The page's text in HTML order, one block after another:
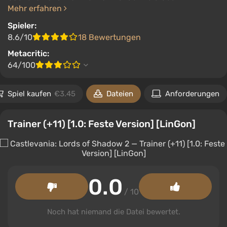
Mehr erfahren
Spieler:
8.6/10
18 Bewertungen
Metacritic:
64/100
Spiel kaufen €3.45 Dateien Anforderungen
Trainer (+11) [1.0: Feste Version] [LinGon]
0.0 / 10
Noch hat niemand die Datei bewertet.